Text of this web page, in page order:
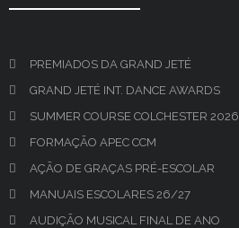
PREMIADOS DA GRAND JETÉ
GRAND JETÉ INT. DANCE AWARDS
SUMMER COURSE COLCHESTER 2026
FORMAÇÃO APEC CCM
AÇÃO DE GRAÇAS PRÉ-ESCOLAR
MANUAIS ESCOLARES 26/27
AUDIÇÃO MUSICAL FINAL DE ANO